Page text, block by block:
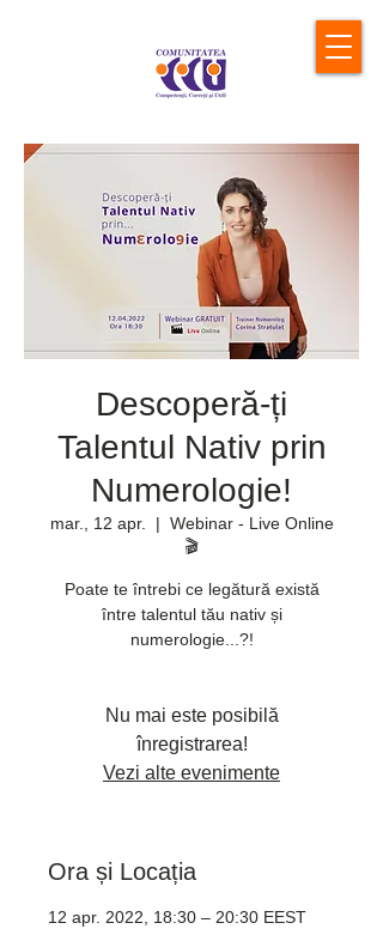
Descoperă-ți
Talentul Nativ prin
Numerologie!
mar., 12 apr.
  |
Webinar - Live Online
🎬
Poate te întrebi ce legătură există
între talentul tău nativ și
numerologie...?!
Nu mai este posibilă
înregistrarea!
Vezi alte evenimente
Ora și Locația
12 apr. 2022, 18:30 – 20:30 EEST